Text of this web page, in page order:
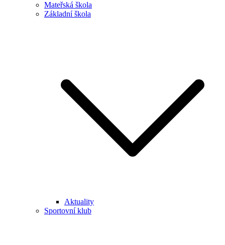
Mateřská škola
Základní škola
Aktuality
Sportovní klub